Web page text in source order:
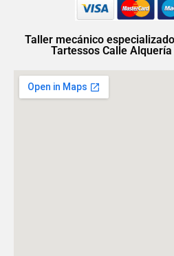
Taller mecánico
Tartessos Calle